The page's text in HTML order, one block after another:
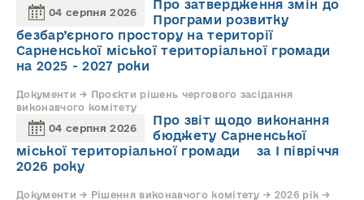
04 серпня 2026
Про затвердження змін до
Програми розвитку
безбар’єрного простору на території
Сарненської міської територіальної громади
на 2025 - 2027 роки
Документи → Проєкти рішень чергового засідання
виконавчого комітету
04 серпня 2026
Про звіт щодо виконання
бюджету Сарненської
міської територіальної громади за І півріччя
2026 року
Документи → Рішення виконавчого комітету → 2026 рік →